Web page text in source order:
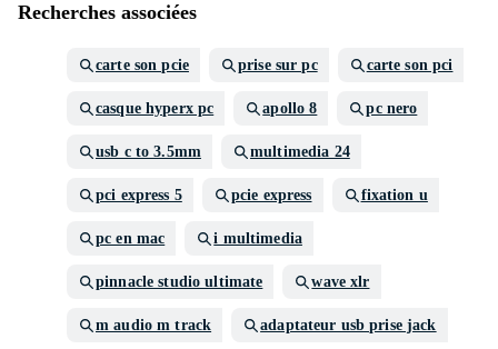
Recherches associées
carte son pcie prise sur pc carte son pci
casque hyperx pc apollo 8 pc nero
usb c to 3.5mm multimedia 24
pci express 5 pcie express fixation u
pc en mac i multimedia
pinnacle studio ultimate wave xlr
m audio m track adaptateur usb prise jack